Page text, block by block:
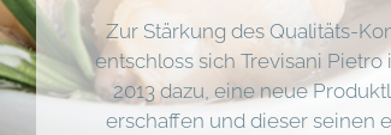
Zur Stärkung des Qualitäts-
entschloss sich Trevisani Pietro
2013 dazu, eine neue
erschaffen und dieser seinen